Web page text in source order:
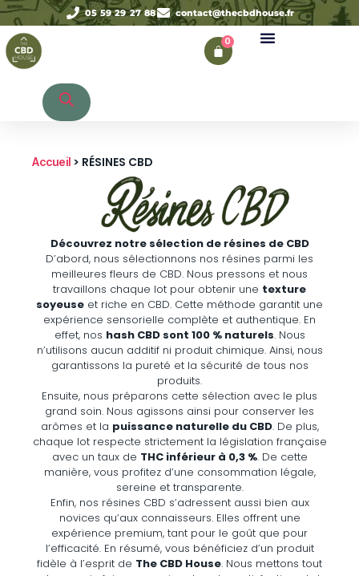
05 59 29 27 88 contact@thecbdhouse.fr
0
Accueil > RÉSINES CBD
Découvrez notre sélection de résines de CBD
D’abord, nous sélectionnons nos résines parmi les
meilleures fleurs de CBD. Nous pressons et nous
travaillons chaque lot pour obtenir une texture
soyeuse et riche en CBD. Cette méthode garantit une
expérience sensorielle complète et authentique. En
effet, nos hash CBD sont 100 % naturels. Nous
n’utilisons aucun additif ni produit chimique. Ainsi, nous
garantissons la pureté et la sécurité de tous nos
produits.
Ensuite, nous préparons cette sélection avec le plus
grand soin. Nous agissons ainsi pour conserver les
arômes et la puissance naturelle du CBD. De plus,
chaque lot respecte strictement la législation française
avec un taux de THC inférieur à 0,3 %. De cette
manière, vous profitez d’une consommation légale,
sereine et transparente.
Enfin, nos résines CBD s’adressent aussi bien aux
novices qu’aux connaisseurs. Elles offrent une
expérience premium, tant pour le goût que pour
l’efficacité. En résumé, vous bénéficiez d’un produit
fidèle à l’esprit de The CBD House. Nous mettons tout